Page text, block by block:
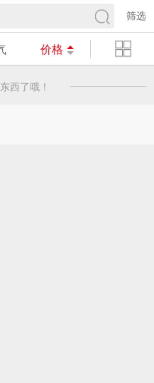
筛选
价格
西了哦！